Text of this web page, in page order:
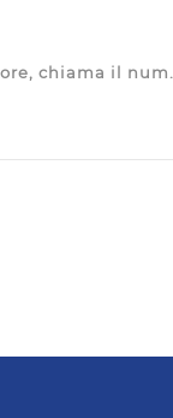
chiama il num.